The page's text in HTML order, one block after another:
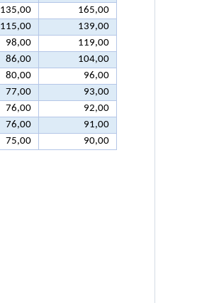
135,00
165,00
115,00
139,00
98,00
119,00
86,00
104,00
80,00
96,00
77,00
93,00
76,00
92,00
76,00
91,00
75,00 90,00